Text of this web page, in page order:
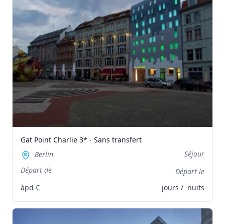
Gat Point Charlie 3* - Sans transfert
Berlin
Séjour
Départ de
Départ le
àpd € jours / nuits